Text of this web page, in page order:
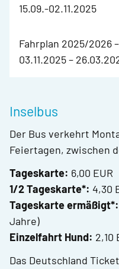
15.09.-02.11.2025
Fahrplan 2025/2026
03.11.2025 –
Inselbus
Der Bus verkehrt
Feiertagen, zwischen
Tageskarte: 6,00 EUR
1/2 Tageskarte*: 4,30
Tageskarte ermäßigt*:
Jahre)
Einzelfahrt Hund: 2,10
Das Deutschland